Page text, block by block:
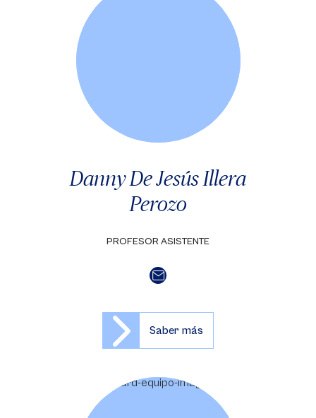
Danny De Jesús Illera
Perozo
PROFESOR ASISTENTE
Saber más